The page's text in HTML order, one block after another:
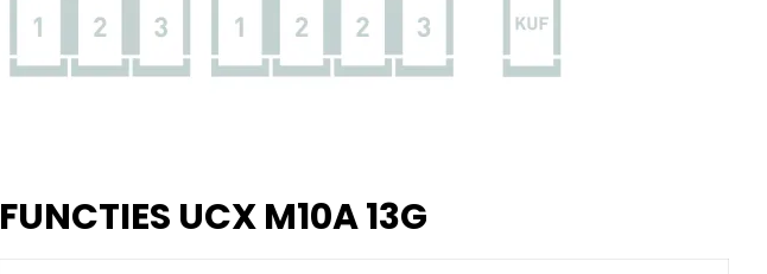
FUNCTIES UCX M10A 13G